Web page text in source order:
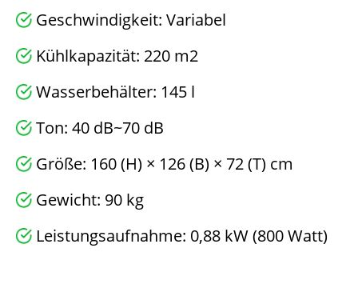
Geschwindigkeit: Variabel
Kühlkapazität: 220 m2
Wasserbehälter: 145 l
Ton: 40 dB~70 dB
Größe: 160 (H) × 126 (B) × 72 (T) cm
Gewicht: 90 kg
Leistungsaufnahme: 0,88 kW (800 Watt)